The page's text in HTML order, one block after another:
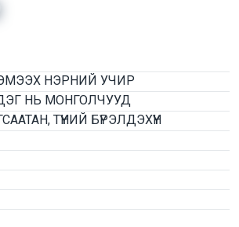
НЭРНИЙ УЧИР
НЬ МОНГОЛЧУУД
ТҮҮНИЙ БҮРЭЛДЭХҮҮН